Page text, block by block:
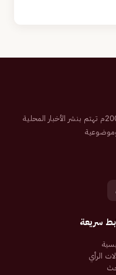
صحيفة إلكترونية سعودية تم تأسيسها عام 2007م تهتم بنشر الأخبار المحلية
سريعة
الرأي